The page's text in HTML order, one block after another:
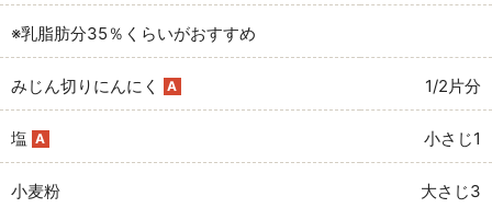
※乳脂肪分35％くらいがおすすめ
みじん切りにんにく A 1/2片分
塩 A 小さじ1
小麦粉 大さじ3